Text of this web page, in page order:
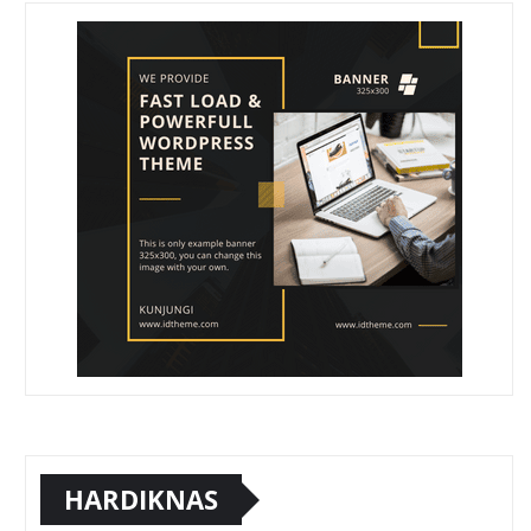
HARDIKNAS